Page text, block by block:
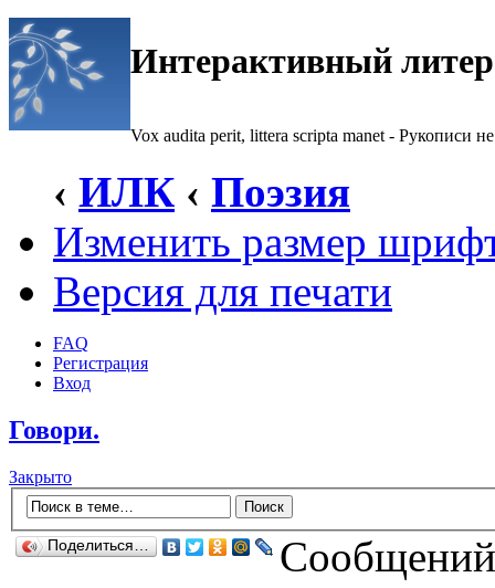
Интерактивный
Vox audita perit, littera scripta manet - Рукописи не
‹ ИЛК ‹ Поэзия
Изменить размер
Версия для печати
FAQ
Регистрация
Вход
Говори.
Закрыто
Поделиться…